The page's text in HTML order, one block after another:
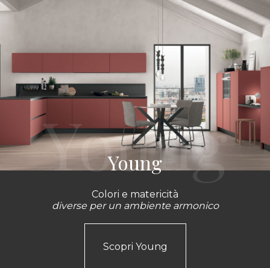
Young
Colori e matericità
diverse per un ambiente armonico
Scopri Young